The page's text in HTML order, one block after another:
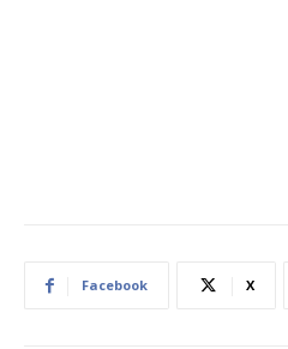
Facebook X